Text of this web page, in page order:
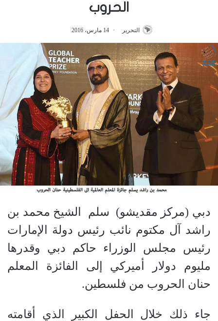
الحروب
التحرير 14 مارس، 2016
دبي (مركز مقديشو) سلم
الشيخ محمد بن
راشد آل مكتوم نائب رئيس دولة الإمارات
رئيس مجلس الوزراء حاكم دبي وقدرها
مليوم دولار أميركي إلى الفائزة المعلم
حنان الحروب من فلسطين.
جاء ذلك خلال الحفل الكبير الذي أقامته